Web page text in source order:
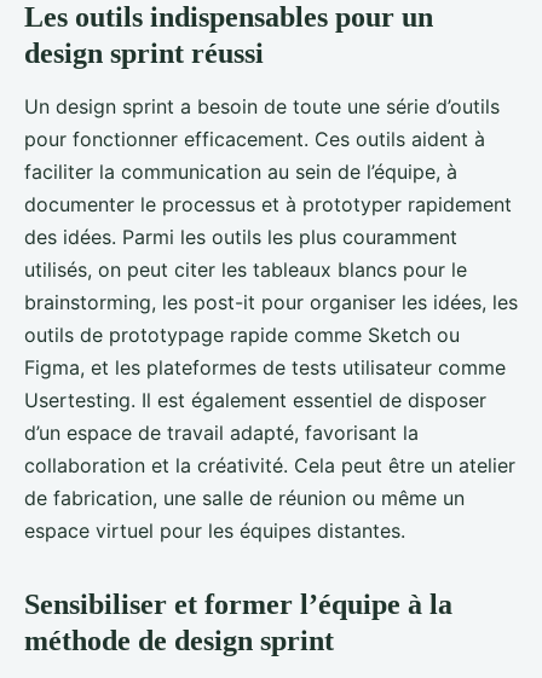
Les outils indispensables pour un
design sprint réussi
Un design sprint a besoin de toute une série d’outils
pour fonctionner efficacement. Ces outils aident à
faciliter la communication au sein de l’équipe, à
documenter le processus et à prototyper rapidement
des idées. Parmi les outils les plus couramment
utilisés, on peut citer les tableaux blancs pour le
brainstorming, les post-it pour organiser les idées, les
outils de prototypage rapide comme Sketch ou
Figma, et les plateformes de tests utilisateur comme
Usertesting. Il est également essentiel de disposer
d’un espace de travail adapté, favorisant la
collaboration et la créativité. Cela peut être un atelier
de fabrication, une salle de réunion ou même un
espace virtuel pour les équipes distantes.
Sensibiliser et former l’équipe à la
méthode de design sprint